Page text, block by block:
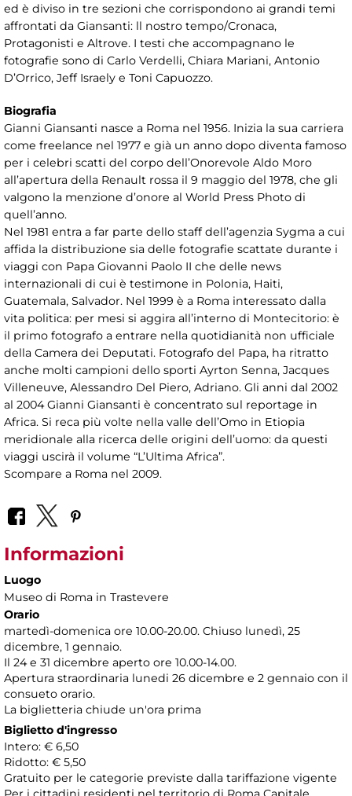
ed è diviso in tre sezioni che corrispondono ai grandi temi
affrontati da Giansanti: ll nostro tempo/Cronaca,
Protagonisti e Altrove. I testi che accompagnano le
fotografie sono di Carlo Verdelli, Chiara Mariani, Antonio
D’Orrico, Jeff Israely e Toni Capuozzo.
Biografia
Gianni Giansanti nasce a Roma nel 1956. Inizia la sua carriera
come freelance nel 1977 e già un anno dopo diventa famoso
per i celebri scatti del corpo dell’Onorevole Aldo Moro
all’apertura della Renault rossa il 9 maggio del 1978, che gli
valgono la menzione d’onore al World Press Photo di
quell’anno.
Nel 1981 entra a far parte dello staff dell’agenzia Sygma a cui
affida la distribuzione sia delle fotografie scattate durante i
viaggi con Papa Giovanni Paolo II che delle news
internazionali di cui è testimone in Polonia, Haiti,
Guatemala, Salvador. Nel 1999 è a Roma interessato dalla
vita politica: per mesi si aggira all’interno di Montecitorio: è
il primo fotografo a entrare nella quotidianità non ufficiale
della Camera dei Deputati. Fotografo del Papa, ha ritratto
anche molti campioni dello sporti Ayrton Senna, Jacques
Villeneuve, Alessandro Del Piero, Adriano. Gli anni dal 2002
al 2004 Gianni Giansanti è concentrato sul reportage in
Africa. Si reca più volte nella valle dell’Omo in Etiopia
meridionale alla ricerca delle origini dell’uomo: da questi
viaggi uscirà il volume “L’Ultima Africa”.
Scompare a Roma nel 2009.
Informazioni
Luogo
Museo di Roma in Trastevere
Orario
martedì-domenica ore 10.00-20.00. Chiuso lunedì, 25
dicembre, 1 gennaio.
Il 24 e 31 dicembre aperto ore 10.00-14.00.
Apertura straordinaria lunedi 26 dicembre e 2 gennaio con il
consueto orario.
La biglietteria chiude un'ora prima
Biglietto d'ingresso
Intero: € 6,50
Ridotto: € 5,50
Gratuito per le categorie previste dalla tariffazione vigente